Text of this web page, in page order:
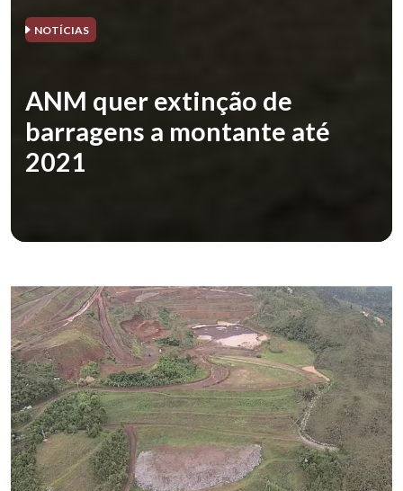
NOTÍCIAS
ANM quer extinção de
barragens a montante até
2021